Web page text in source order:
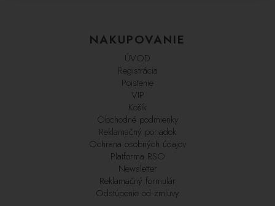
NAKUPOVANIE
ÚVOD
Registrácia
Poistenie
VIP
Košík
Obchodné podmienky
Reklamačný poriadok
Ochrana osobných údajov
Platforma RSO
Newsletter
Reklamačný formulár
Odstúpenie od zmluvy